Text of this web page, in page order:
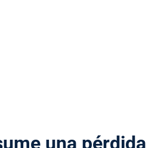
una pérdida